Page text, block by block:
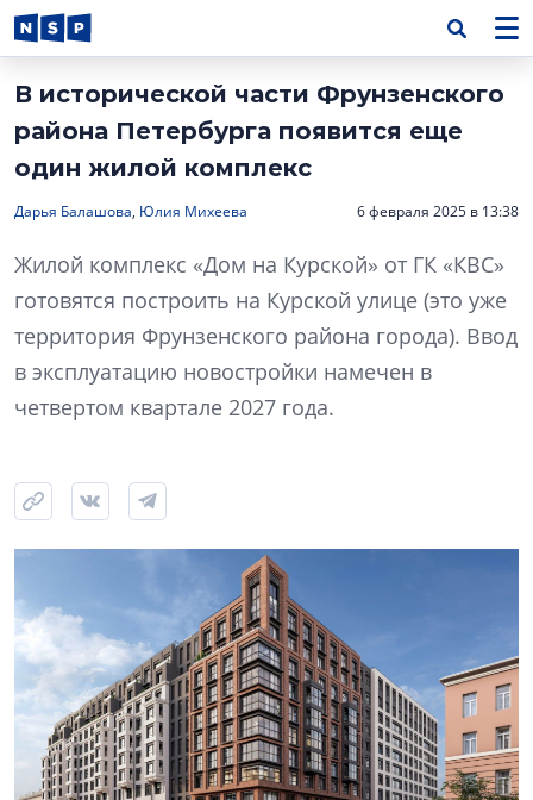
В исторической части Фрунзенского
района Петербурга появится еще
один жилой комплекс
Дарья Балашова, Юлия Михеева 6 февраля 2025 в 13:38
Жилой комплекс «Дом на Курской» от ГК «КВС»
готовятся построить на Курской улице (это уже
территория Фрунзенского района города). Ввод
в эксплуатацию новостройки намечен в
четвертом квартале 2027 года.